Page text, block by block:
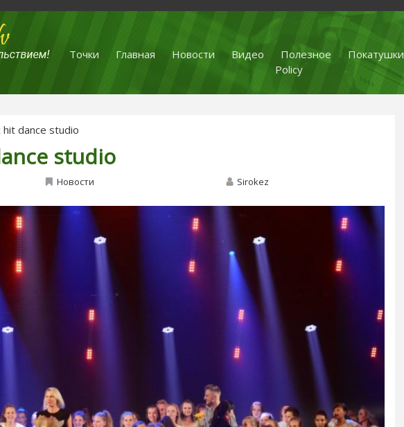
Точки Главная Новости Видео Полезное Покатушки
Policy
hit dance studio
studio
Новости Sirokez